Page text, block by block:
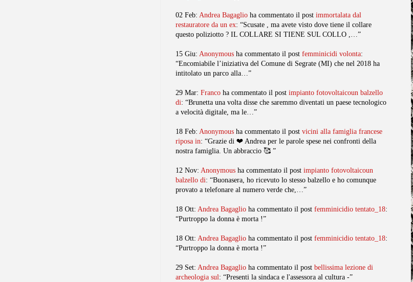
02 Feb: Andrea Bagaglio ha commentato il post immortalata dal
restauratore da un ex: “Scusate , ma avete visto dove tiene il collare
questo poliziotto ? IL COLLARE SI TIENE SUL COLLO ,…”
15 Giu: Anonymous ha commentato il post femminicidi volonta:
“Encomiabile l’iniziativa del Comune di Segrate (MI) che nel 2018 ha
intitolato un parco alla…”
29 Mar: Franco ha commentato il post impianto fotovoltaicoun balzello
di: “Brunetta una volta disse che saremmo diventati un paese tecnologico
a velocità digitale, ma le…”
18 Feb: Anonymous ha commentato il post vicini alla famiglia francese
riposa in: “Grazie di ❤️ Andrea per le parole spese nei confronti della
nostra famiglia. Un abbraccio 🥰 ”
12 Nov: Anonymous ha commentato il post impianto fotovoltaicoun
balzello di: “Buonasera, ho ricevuto lo stesso balzello e ho comunque
provato a telefonare al numero verde che,…”
18 Ott: Andrea Bagaglio ha commentato il post femminicidio tentato_18:
“Purtroppo la donna è morta !”
18 Ott: Andrea Bagaglio ha commentato il post femminicidio tentato_18:
“Purtroppo la donna è morta !”
29 Set: Andrea Bagaglio ha commentato il post bellissima lezione di
archeologia sul : “Presenti la sindaca e l'assessora al cultura -”